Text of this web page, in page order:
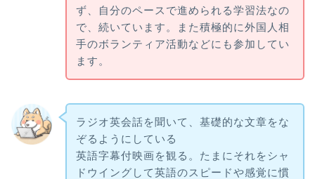
ず、自分のペースで進められる学習法なの
で、続いています。また積極的に外国人相
手のボランティア活動などにも参加してい
ます。
ラジオ英会話を聞いて、基礎的な文章をな
ぞるようにしている
英語字幕付映画を観る。たまにそれをシャ
ドウイングして英語のスピードや感覚に慣